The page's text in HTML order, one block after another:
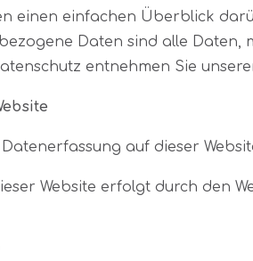
einen einfachen Überblick
Daten sind alle
entnehmen Sie
auf dieser
Website erfolgt durch den